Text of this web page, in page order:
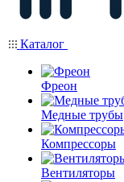
Каталог
Фреон
Медные трубы
Компрессоры
Вентиляторы